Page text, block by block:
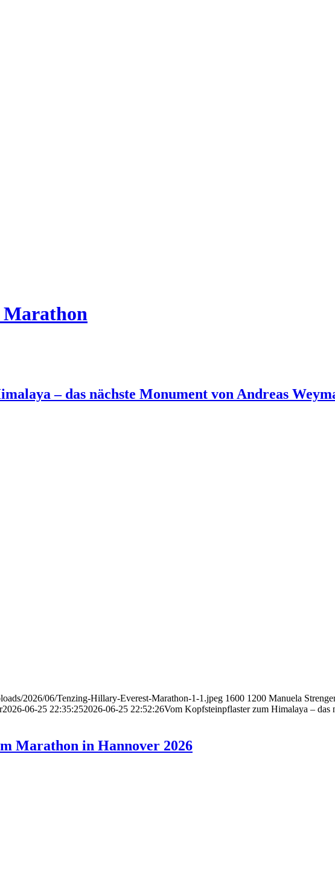
– das nächste Monument von Andreas
2026/06/Tenzing-Hillary-Everest-Marathon-1-1.jpeg 1600 1200 Manuela
2026-06-25 22:35:252026-06-25 22:52:26Vom Kopfsteinpflaster zum Himalaya – das
Marathon in Hannover 2026